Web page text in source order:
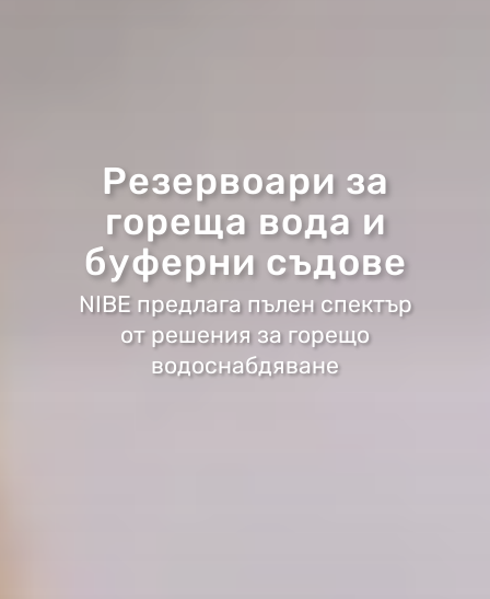
Резервоари за
гореща вода и
буферни съдове
NIBE предлага пълен спектър
от решения за горещо
водоснабдяване